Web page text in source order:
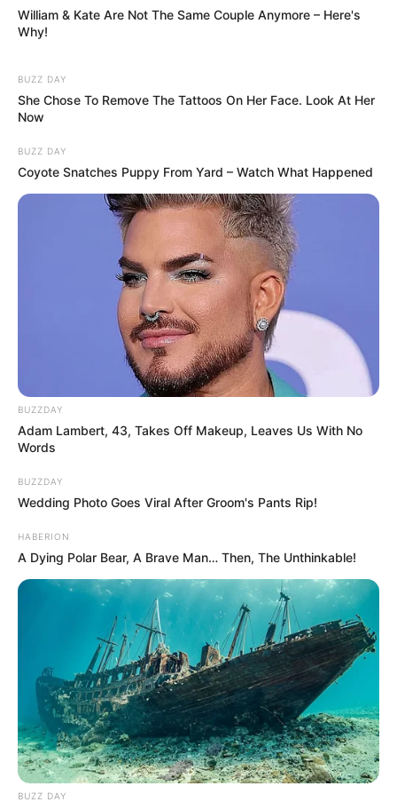
William & Kate Are Not The Same Couple Anymore – Here's
Why!
BUZZ DAY
She Chose To Remove The Tattoos On Her Face. Look At Her
Now
BUZZ DAY
Coyote Snatches Puppy From Yard – Watch What Happened
BUZZDAY
Adam Lambert, 43, Takes Off Makeup, Leaves Us With No
Words
BUZZDAY
Wedding Photo Goes Viral After Groom's Pants Rip!
HABERION
A Dying Polar Bear, A Brave Man… Then, The Unthinkable!
BUZZ DAY